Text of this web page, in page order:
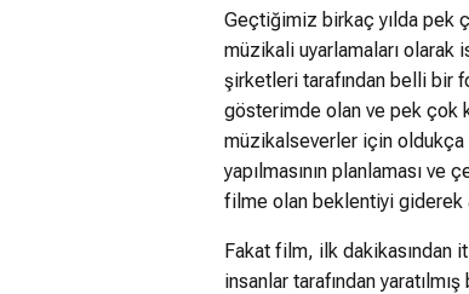
Geçtiğimiz birkaç yılda pek
müzikali uyarlamaları olarak
şirketleri tarafından belli bir
gösterimde olan ve pek çok
müzikalseverler için oldukça
yapılmasının planlaması
filme olan beklentiyi giderek
Fakat film, ilk dakikasından
insanlar tarafından